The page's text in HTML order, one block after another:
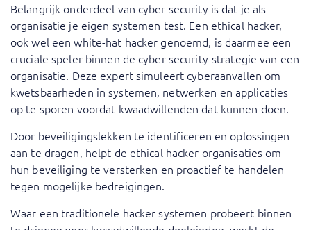
Belangrijk onderdeel van cyber security is dat je als
organisatie je eigen systemen test. Een ethical hacker,
ook wel een white-hat hacker genoemd, is daarmee een
cruciale speler binnen de cyber security-strategie van een
organisatie. Deze expert simuleert cyberaanvallen om
kwetsbaarheden in systemen, netwerken en applicaties
op te sporen voordat kwaadwillenden dat kunnen doen.
Door beveiligingslekken te identificeren en oplossingen
aan te dragen, helpt de ethical hacker organisaties om
hun beveiliging te versterken en proactief te handelen
tegen mogelijke bedreigingen.
Waar een traditionele hacker systemen probeert binnen